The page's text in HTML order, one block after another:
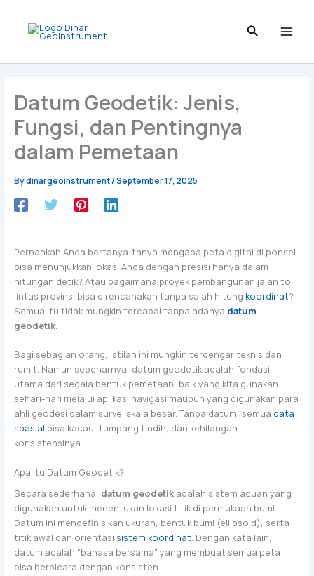
content
Datum Geodetik: Jenis,
Fungsi, dan Pentingnya
dalam Pemetaan
Bydinargeoinstrument/September 17, 2025
Pernahkah Anda bertanya-tanya mengapa peta digital di ponsel
bisa menunjukkan lokasi Anda dengan presisi hanya dalam
hitungan detik? Atau bagaimana proyek pembangunan jalan tol
lintas provinsi bisa direncanakan tanpa salah hitung koordinat?
Semua itu tidak mungkin tercapai tanpa adanya datum
geodetik.
Bagi sebagian orang, istilah ini mungkin terdengar teknis dan
rumit. Namun sebenarnya, datum geodetik adalah fondasi
utama dari segala bentuk pemetaan, baik yang kita gunakan
sehari-hari melalui aplikasi navigasi maupun yang digunakan para
ahli geodesi dalam survei skala besar. Tanpa datum, semua data
spasial bisa kacau, tumpang tindih, dan kehilangan
konsistensinya.
Apa Itu Datum Geodetik?
Secara sederhana, datum geodetikadalah sistem acuan yang
digunakan untuk menentukan lokasi titik di permukaan bumi.
Datum ini mendefinisikan ukuran, bentuk bumi (ellipsoid), serta
titik awal dan orientasi sistem koordinat. Dengan kata lain,
datum adalah “bahasa bersama” yang membuat semua peta
bisa berbicara dengan konsisten.